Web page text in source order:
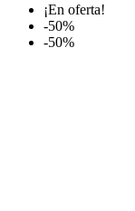
¡En oferta!
-50%
-50%